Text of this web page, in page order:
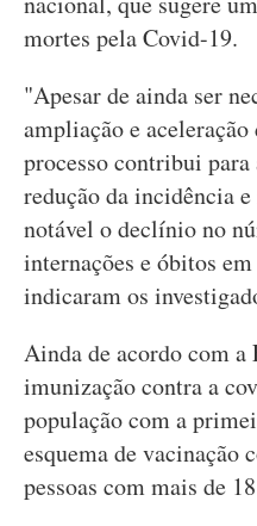
mortes pela Covid-19.
"Apesar de ainda ser
ampliação e aceleração
processo contribui
redução da incidência
notável o declínio no
internações e óbitos
indicaram os
Ainda de acordo com
imunização contra a
população com a
esquema de vacinação
pessoas com mais de